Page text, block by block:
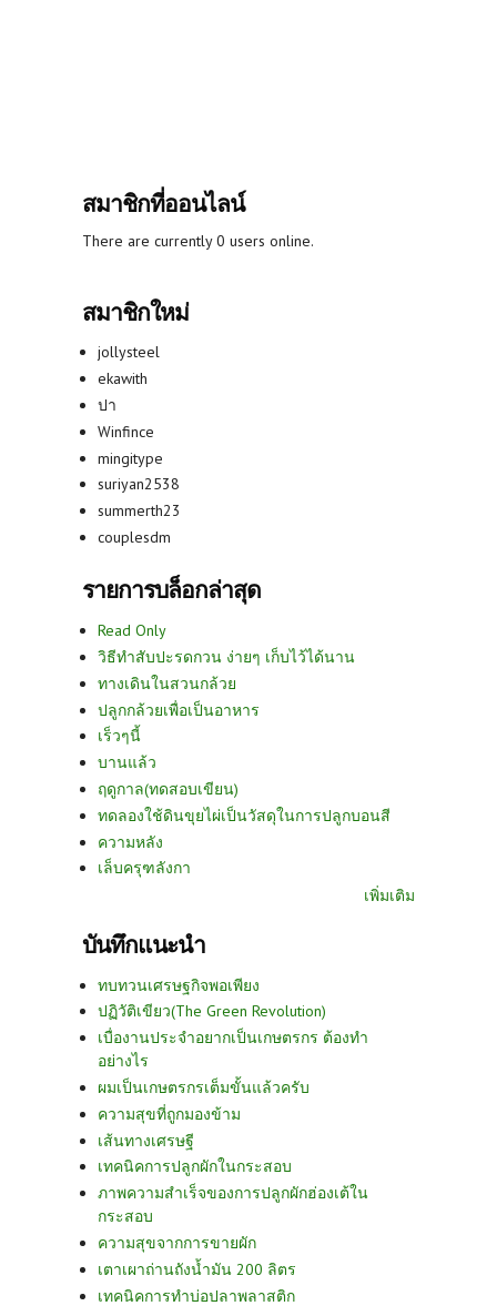
สมาชิกที่ออนไลน์
There are currently 0 users online.
สมาชิกใหม่
jollysteel
ekawith
ปา
Winfince
mingitype
suriyan2538
summerth23
couplesdm
รายการบล็อกล่าสุด
Read Only
วิธีทำสับปะรดกวน ง่ายๆ เก็บไว้ได้นาน
ทางเดินในสวนกล้วย
ปลูกกล้วยเพื่อเป็นอาหาร
เร็วๆนี้
บานแล้ว
ฤดูกาล(ทดสอบเขียน)
ทดลองใช้ดินขุยไผ่เป็นวัสดุในการปลูกบอนสี
ความหลัง
เล็บครุฑลังกา
เพิ่มเติม
บันทึกแนะนำ
ทบทวนเศรษฐกิจพอเพียง
ปฏิวัติเขียว(The Green Revolution)
เบื่องานประจำอยากเป็นเกษตรกร ต้องทำ
อย่างไร
ผมเป็นเกษตรกรเต็มขั้นแล้วครับ
ความสุขที่ถูกมองข้าม
เส้นทางเศรษฐี
เทคนิคการปลูกผักในกระสอบ
ภาพความสำเร็จของการปลูกผักฮ่องเต้ใน
กระสอบ
ความสุขจากการขายผัก
เตาเผาถ่านถังน้ำมัน 200 ลิตร
เทคนิคการทำบ่อปลาพลาสติก